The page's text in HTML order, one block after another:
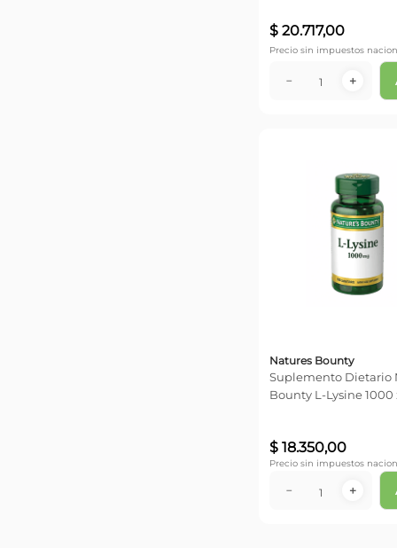
$ 20.717,00
Precio sin impuestos
＋
－
Natures Bounty
Suplemento Dietario
Bounty L-Lysine 1000
$ 18.350,00
Precio sin impuestos
＋
－